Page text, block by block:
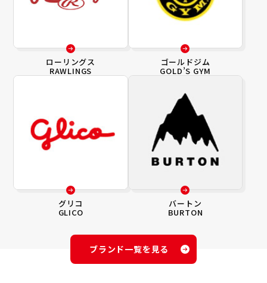
ローリングス
RAWLINGS
ゴールドジム
GOLD’S GYM
グリコ
GLICO
バートン
BURTON
ブランド一覧を見る